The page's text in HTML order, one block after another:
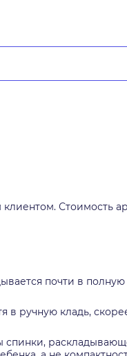
Стоимость
почти в полную
в ручную кладь,
спинки,